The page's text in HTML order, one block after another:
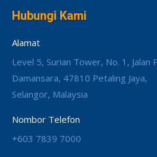
Hubungi Kami
Alamat
Level 5, Surian Tower, No. 1, Jalan
Damansara, 47810 Petaling Jaya,
Selangor, Malaysia
Nombor Telefon
+603 7839 7000